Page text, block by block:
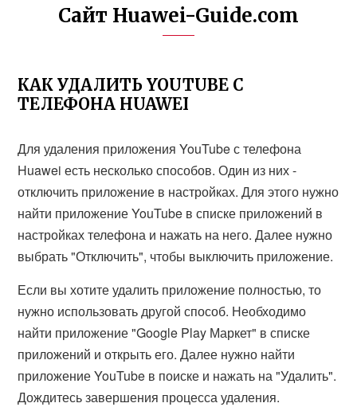
Сайт Huawei-Guide.com
КАК УДАЛИТЬ YOUTUBE С
ТЕЛЕФОНА HUAWEI
Для удаления приложения YouTube с телефона
Huawei есть несколько способов. Один из них -
отключить приложение в настройках. Для этого нужно
найти приложение YouTube в списке приложений в
настройках телефона и нажать на него. Далее нужно
выбрать "Отключить", чтобы выключить приложение.
Если вы хотите удалить приложение полностью, то
нужно использовать другой способ. Необходимо
найти приложение "Google Play Маркет" в списке
приложений и открыть его. Далее нужно найти
приложение YouTube в поиске и нажать на "Удалить".
Дождитесь завершения процесса удаления.